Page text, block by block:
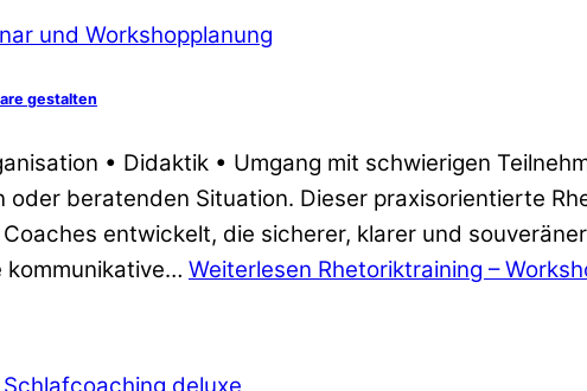
gestalten
• Didaktik • Umgang mit schwierigen
beratenden Situation. Dieser praxisorientierte
entwickelt, die sicherer, klarer und
kommunikative… Weiterlesen Rhetoriktraining –